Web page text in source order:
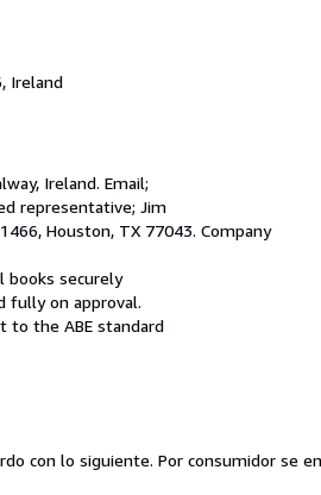
Ireland
Ireland. Email;
representative; Jim
Houston, TX 77043. Company
books securely
fully on approval.
to the ABE standard
con lo siguiente. Por consumidor se